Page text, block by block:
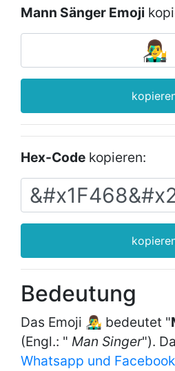
Mann Sänger Emoji
Hex-Code kopieren:
Bedeutung
Das Emoji 👨‍🎤 bedeutet "
(Engl.: " Man Singer").
Whatsapp und Facebook